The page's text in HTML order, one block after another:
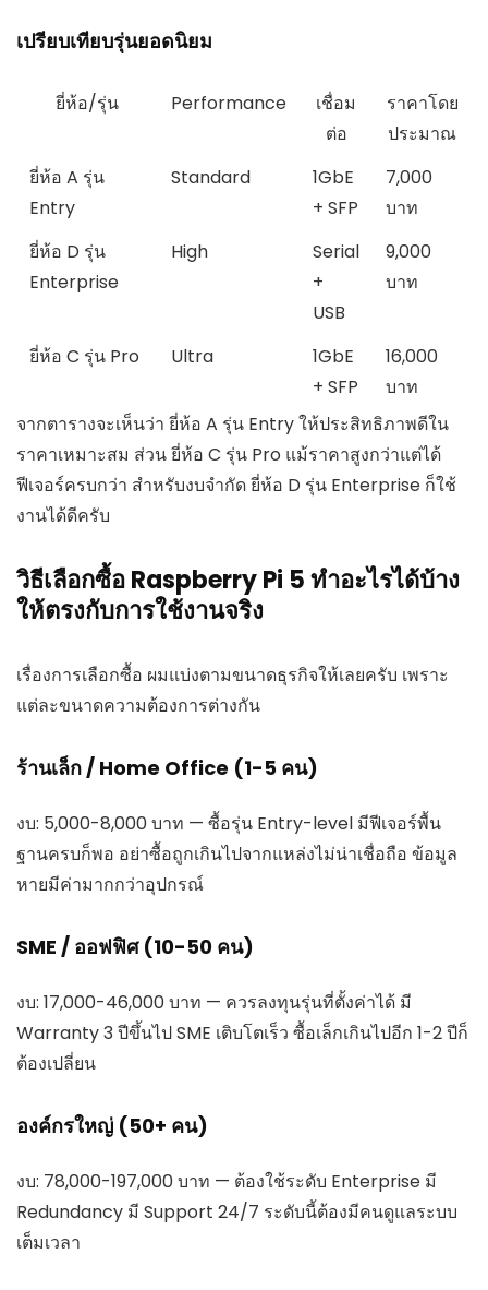
เปรียบเทียบรุ่นยอดนิยม
ยี่ห้อ/รุ่น Performance
เชื่อม
ต่อ
ราคาโดย
ประมาณ
ยี่ห้อ A รุ่น
Entry
Standard
1GbE
+ SFP
7,000
บาท
ยี่ห้อ D รุ่น
Enterprise
High
Serial
+
USB
9,000
บาท
ยี่ห้อ C รุ่น Pro Ultra
1GbE
+ SFP
16,000
บาท
จากตารางจะเห็นว่า ยี่ห้อ A รุ่น Entry ให้ประสิทธิภาพดีใน
ราคาเหมาะสม ส่วน ยี่ห้อ C รุ่น Pro แม้ราคาสูงกว่าแต่ได้
ฟีเจอร์ครบกว่า สำหรับงบจำกัด ยี่ห้อ D รุ่น Enterprise ก็ใช้
งานได้ดีครับ
วิธีเลือกซื้อ Raspberry Pi 5 ทำอะไรได้บ้าง
ให้ตรงกับการใช้งานจริง
เรื่องการเลือกซื้อ ผมแบ่งตามขนาดธุรกิจให้เลยครับ เพราะ
แต่ละขนาดความต้องการต่างกัน
ร้านเล็ก / Home Office (1-5 คน)
งบ: 5,000-8,000 บาท — ซื้อรุ่น Entry-level มีฟีเจอร์พื้น
ฐานครบก็พอ อย่าซื้อถูกเกินไปจากแหล่งไม่น่าเชื่อถือ ข้อมูล
หายมีค่ามากกว่าอุปกรณ์
SME / ออฟฟิศ (10-50 คน)
งบ: 17,000-46,000 บาท — ควรลงทุนรุ่นที่ตั้งค่าได้ มี
Warranty 3 ปีขึ้นไป SME เติบโตเร็ว ซื้อเล็กเกินไปอีก 1-2 ปีก็
ต้องเปลี่ยน
องค์กรใหญ่ (50+ คน)
งบ: 78,000-197,000 บาท — ต้องใช้ระดับ Enterprise มี
Redundancy มี Support 24/7 ระดับนี้ต้องมีคนดูแลระบบ
เต็มเวลา